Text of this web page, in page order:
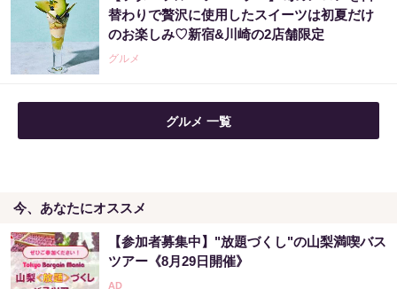
替わりで贅沢に使用したスイーツは初夏だけ
のお楽しみ♡新宿&川崎の2店舗限定
グルメ
グルメ 一覧
今、あなたにオススメ
【参加者募集中】"放題づくし"の山梨満喫バス
ツアー《8月29日開催》